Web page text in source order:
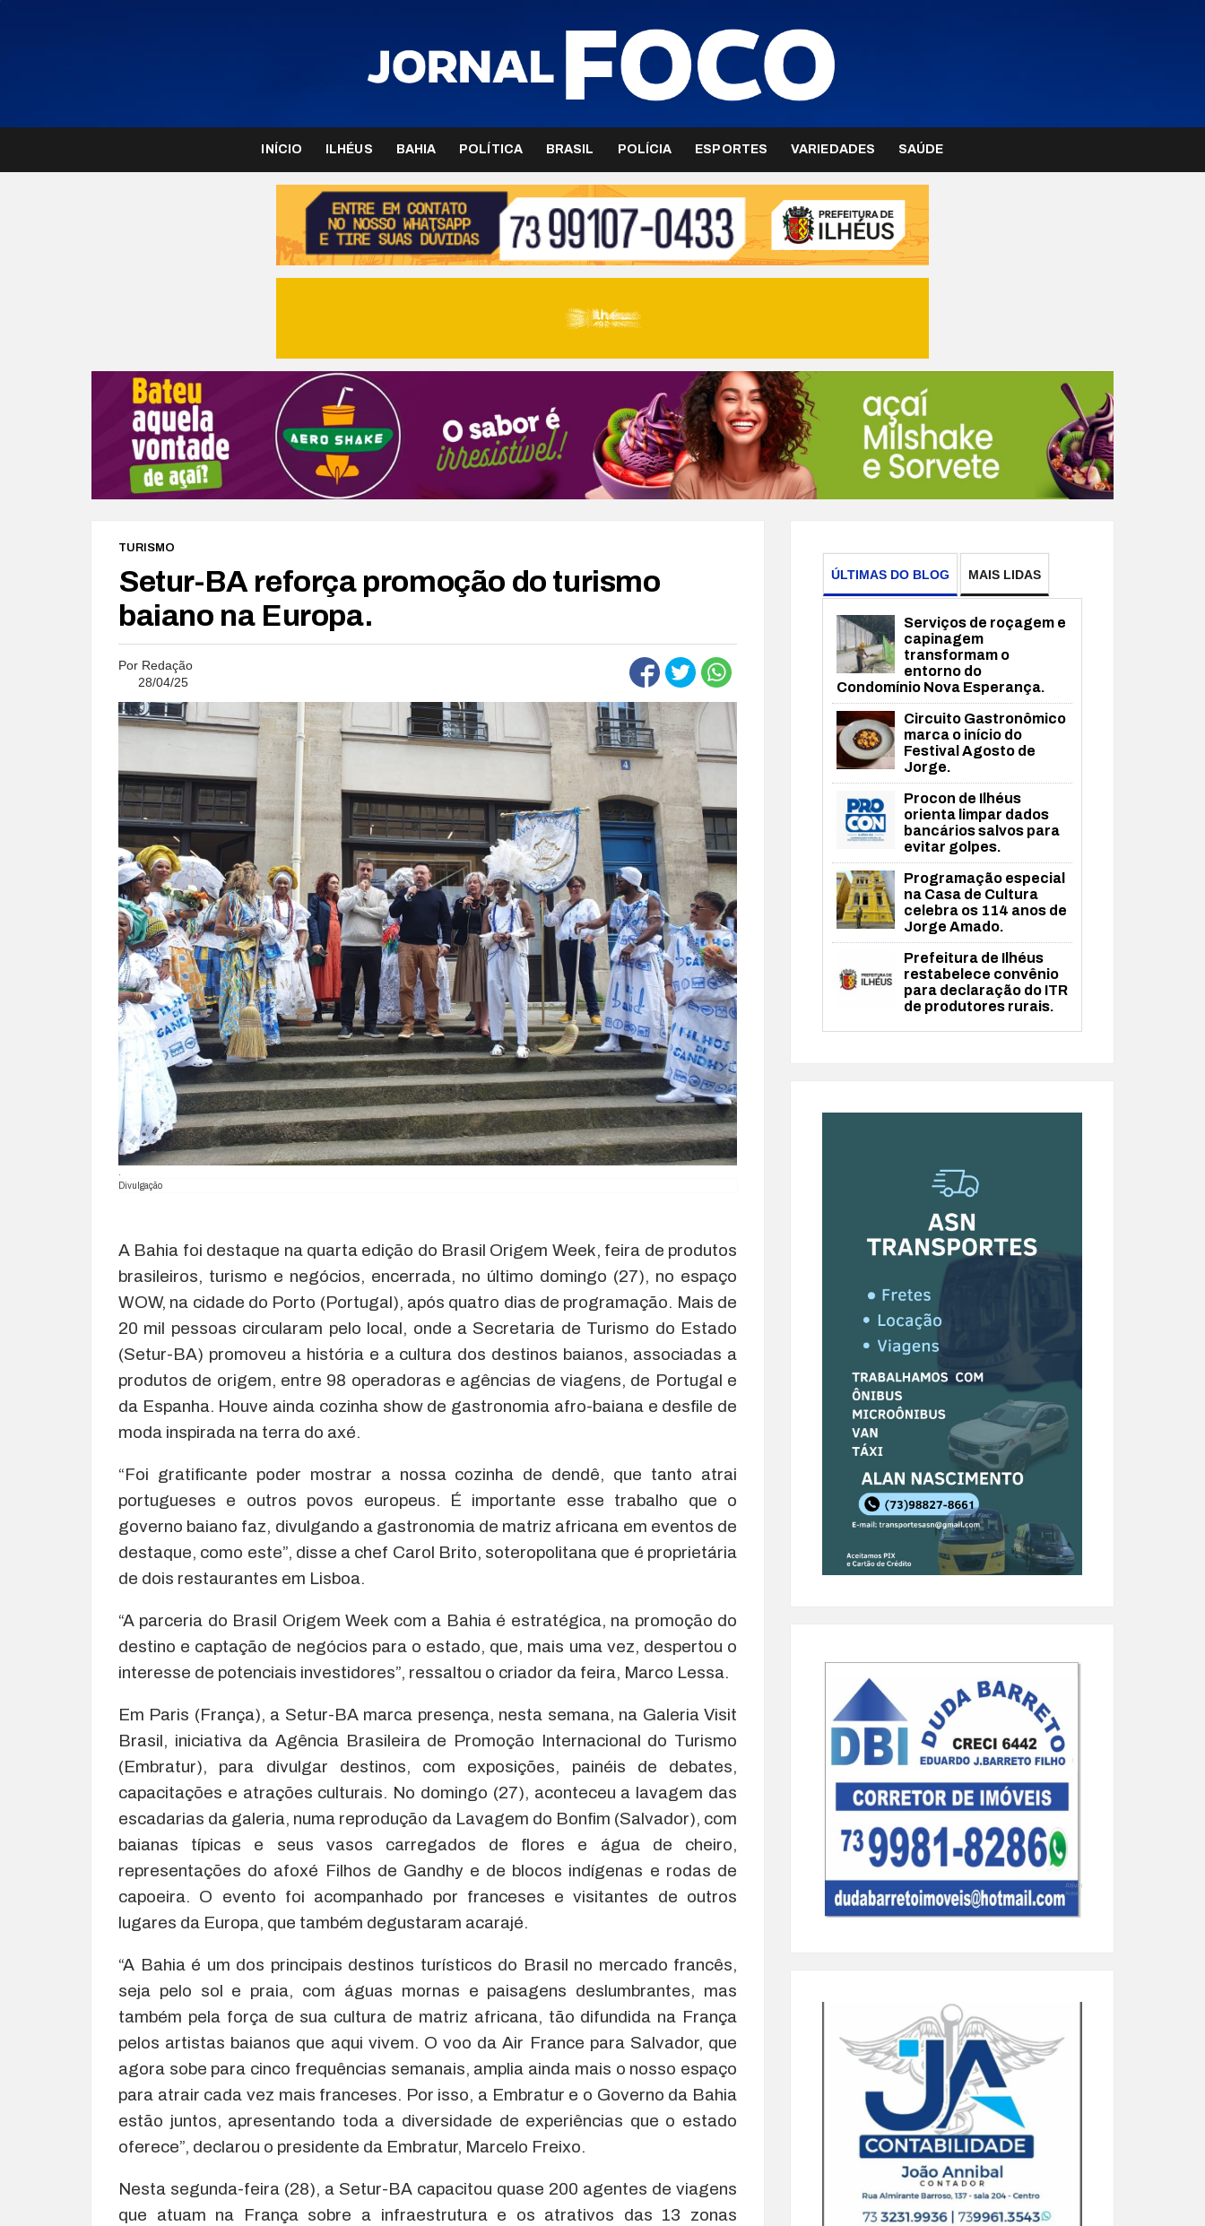
INÍCIO ILHÉUS BAHIA POLÍTICA BRASIL POLÍCIA ESPORTES VARIEDADES SAÚDE
TURISMO
Setur-BA reforça promoção do turismo
baiano na Europa.
Por Redação
28/04/25
.
Divulgação
A Bahia foi destaque na quarta edição do Brasil Origem Week, feira de produtos
brasileiros, turismo e negócios, encerrada, no último domingo (27), no espaço
WOW, na cidade do Porto (Portugal), após quatro dias de programação. Mais de
20 mil pessoas circularam pelo local, onde a Secretaria de Turismo do Estado
(Setur-BA) promoveu a história e a cultura dos destinos baianos, associadas a
produtos de origem, entre 98 operadoras e agências de viagens, de Portugal e
da Espanha. Houve ainda cozinha show de gastronomia afro-baiana e desfile de
moda inspirada na terra do axé.
“Foi gratificante poder mostrar a nossa cozinha de dendê, que tanto atrai
portugueses e outros povos europeus. É importante esse trabalho que o
governo baiano faz, divulgando a gastronomia de matriz africana em eventos de
destaque, como este”, disse a chef Carol Brito, soteropolitana que é proprietária
de dois restaurantes em Lisboa.
“A parceria do Brasil Origem Week com a Bahia é estratégica, na promoção do
destino e captação de negócios para o estado, que, mais uma vez, despertou o
interesse de potenciais investidores”, ressaltou o criador da feira, Marco Lessa.
Em Paris (França), a Setur-BA marca presença, nesta semana, na Galeria Visit
Brasil, iniciativa da Agência Brasileira de Promoção Internacional do Turismo
(Embratur), para divulgar destinos, com exposições, painéis de debates,
capacitações e atrações culturais. No domingo (27), aconteceu a lavagem das
escadarias da galeria, numa reprodução da Lavagem do Bonfim (Salvador), com
baianas típicas e seus vasos carregados de flores e água de cheiro,
representações do afoxé Filhos de Gandhy e de blocos indígenas e rodas de
capoeira. O evento foi acompanhado por franceses e visitantes de outros
lugares da Europa, que também degustaram acarajé.
“A Bahia é um dos principais destinos turísticos do Brasil no mercado francês,
seja pelo sol e praia, com águas mornas e paisagens deslumbrantes, mas
também pela força de sua cultura de matriz africana, tão difundida na França
pelos artistas baianos que aqui vivem. O voo da Air France para Salvador, que
agora sobe para cinco frequências semanais, amplia ainda mais o nosso espaço
para atrair cada vez mais franceses. Por isso, a Embratur e o Governo da Bahia
estão juntos, apresentando toda a diversidade de experiências que o estado
oferece”, declarou o presidente da Embratur, Marcelo Freixo.
Nesta segunda-feira (28), a Setur-BA capacitou quase 200 agentes de viagens
que atuam na França sobre a infraestrutura e os atrativos das 13 zonas
ÚLTIMAS DO BLOG MAIS LIDAS
Serviços de roçagem e
capinagem
transformam o
entorno do
Condomínio Nova Esperança.
Circuito Gastronômico
marca o início do
Festival Agosto de
Jorge.
Procon de Ilhéus
orienta limpar dados
bancários salvos para
evitar golpes.
Programação especial
na Casa de Cultura
celebra os 114 anos de
Jorge Amado.
Prefeitura de Ilhéus
restabelece convênio
para declaração do ITR
de produtores rurais.